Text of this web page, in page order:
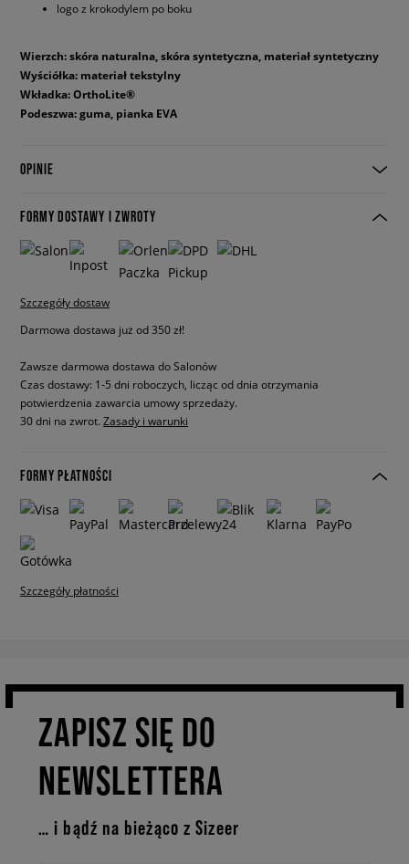
logo z krokodylem po boku
Wierzch: skóra naturalna, skóra syntetyczna, materiał syntetyczny
Wyściółka: materiał tekstylny
Wkładka: OrthoLite®
Podeszwa: guma, pianka EVA
OPINIE
FORMY DOSTAWY I ZWROTY
Szczegóły dostaw
Darmowa dostawa już od 350 zł!
Zawsze darmowa dostawa do Salonów
Czas dostawy: 1-5 dni roboczych, licząc od dnia otrzymania
potwierdzenia zawarcia umowy sprzedaży.
30 dni na zwrot. Zasady i warunki
FORMY PŁATNOŚCI
Szczegóły płatności
ZAPISZ SIĘ DO
NEWSLETTERA
… i bądź na bieżąco z Sizeer